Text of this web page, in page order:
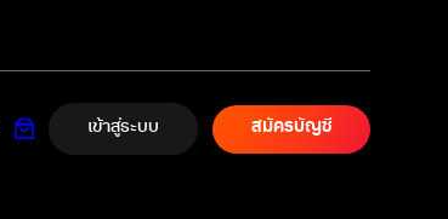
เข้าสู่ระบบ สมัครบัญชี